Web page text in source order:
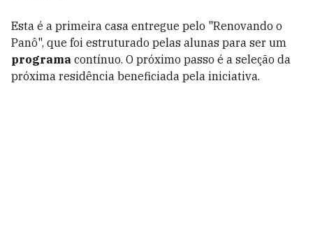
Esta é a primeira casa entregue pelo "Renovando o
Panô", que foi estruturado pelas alunas para ser um
programa contínuo. O próximo passo é a seleção da
próxima residência beneficiada pela iniciativa.